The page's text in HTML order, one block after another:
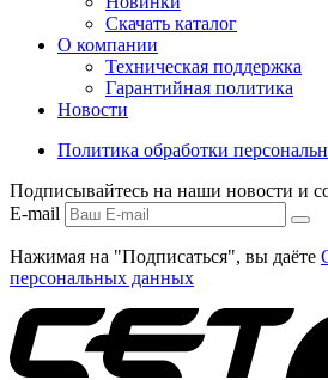
Скачать каталог
О компании
Техническая поддержка
Гарантийная политика
Новости
Политика обработки
Подписывайтесь на наши новости и
E-mail
Нажимая на "Подписаться", вы даёте
персональных данных